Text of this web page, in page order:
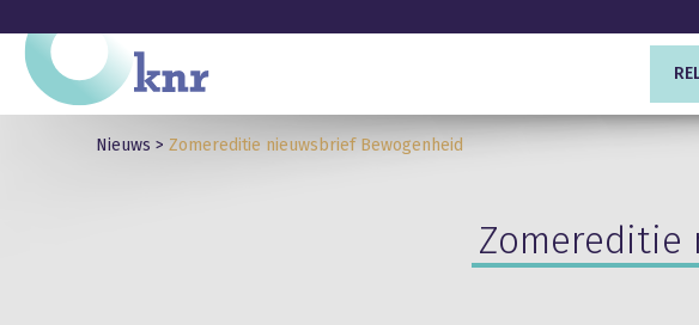
Nieuws > Zomereditie nieuwsbrief Bewogenheid
Zomereditie